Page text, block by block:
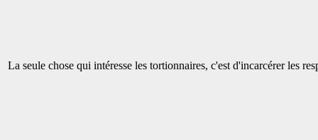
La seule chose qui intéresse les tortionnaires, c'est d'incarcérer les